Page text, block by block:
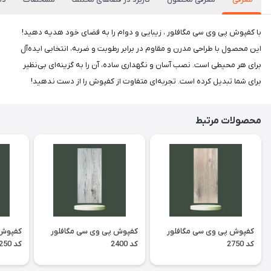
با کفپوش پی وی سی مگافلور ، زیبایی و دوام را به فضای خود هدیه دهید!
این محصول با طراحی مدرن و مقاوم در برابر رطوبت و ضربه، انتخابی ایده‌آل
برای هر محیطی است. نصب آسان و نگهداری ساده، آن را به گزینه‌ای بی‌نظیر
برای شما تبدیل کرده است. تجربه‌ای متفاوت از کفپوش را از دست ندهید!
محصولات مرتبط
کفپوش پی وی سی مگافلور
کد 2750
کفپوش پی وی سی مگافلور
کد 2400
کد 2250